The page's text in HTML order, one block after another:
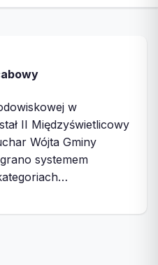
w
II Międzyświetlicowy
Wójta Gminy
systemem